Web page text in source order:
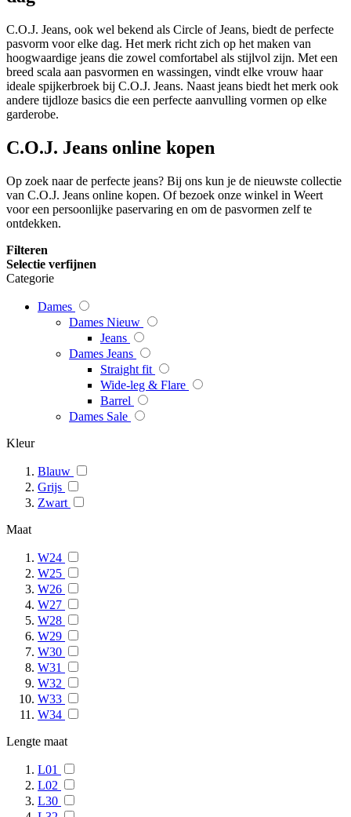
C.O.J. Jeans, ook wel bekend als Circle of Jeans, biedt de perfecte
pasvorm voor elke dag. Het merk richt zich op het maken van
hoogwaardige jeans die zowel comfortabel als stijlvol zijn. Met een
breed scala aan pasvormen en wassingen, vindt elke vrouw haar
ideale spijkerbroek bij C.O.J. Jeans. Naast jeans biedt het merk ook
andere tijdloze basics die een perfecte aanvulling vormen op elke
garderobe.
C.O.J. Jeans online kopen
Op zoek naar de perfecte jeans? Bij ons kun je de nieuwste collectie
van C.O.J. Jeans online kopen. Of bezoek onze winkel in Weert
voor een persoonlijke paservaring en om de pasvormen zelf te
ontdekken.
Filteren
Selectie verfijnen
Categorie
Dames
Dames Nieuw
Jeans
Dames Jeans
Straight fit
Wide-leg & Flare
Barrel
Dames Sale
Kleur
Blauw
Grijs
Zwart
Maat
W24
W25
W26
W27
W28
W29
W30
W31
W32
W33
W34
Lengte maat
L01
L02
L30